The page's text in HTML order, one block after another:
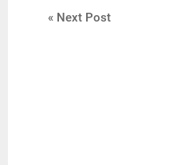
« Next Post